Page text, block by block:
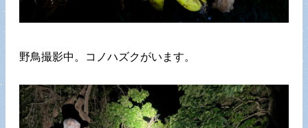
野鳥撮影中。コノハズクがいます。